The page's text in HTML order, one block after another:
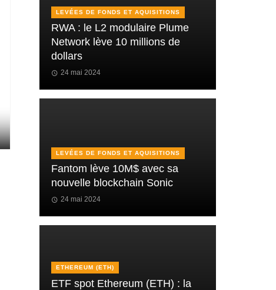
LEVÉES DE FONDS ET AQUISITIONS
RWA : le L2 modulaire Plume
Network lève 10 millions de
dollars
24 mai 2024
LEVÉES DE FONDS ET AQUISITIONS
Fantom lève 10M$ avec sa
nouvelle blockchain Sonic
24 mai 2024
ETHEREUM (ETH)
ETF spot Ethereum (ETH) : la